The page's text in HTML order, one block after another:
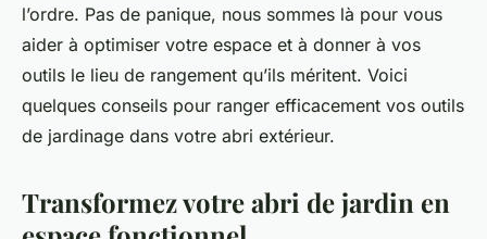
l’ordre. Pas de panique, nous sommes là pour vous
aider à optimiser votre espace et à donner à vos
outils le lieu de rangement qu’ils méritent. Voici
quelques conseils pour ranger efficacement vos outils
de jardinage dans votre abri extérieur.
Transformez votre abri de jardin en